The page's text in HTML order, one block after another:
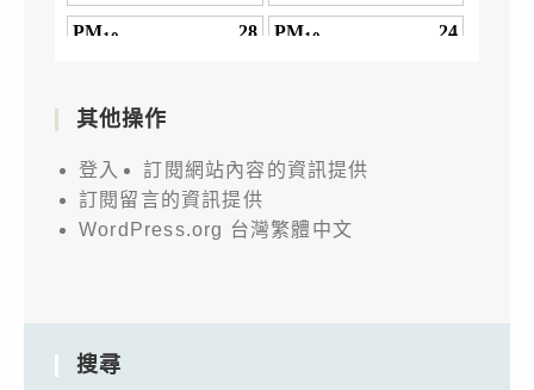
其他操作
登入
訂閱網站內容的資訊提供
訂閱留言的資訊提供
WordPress.org 台灣繁體中文
搜尋